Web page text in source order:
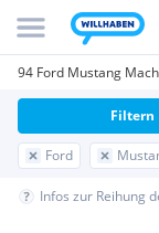
94 Ford Mustang
Ford
Filtern
Infos zur Reihung